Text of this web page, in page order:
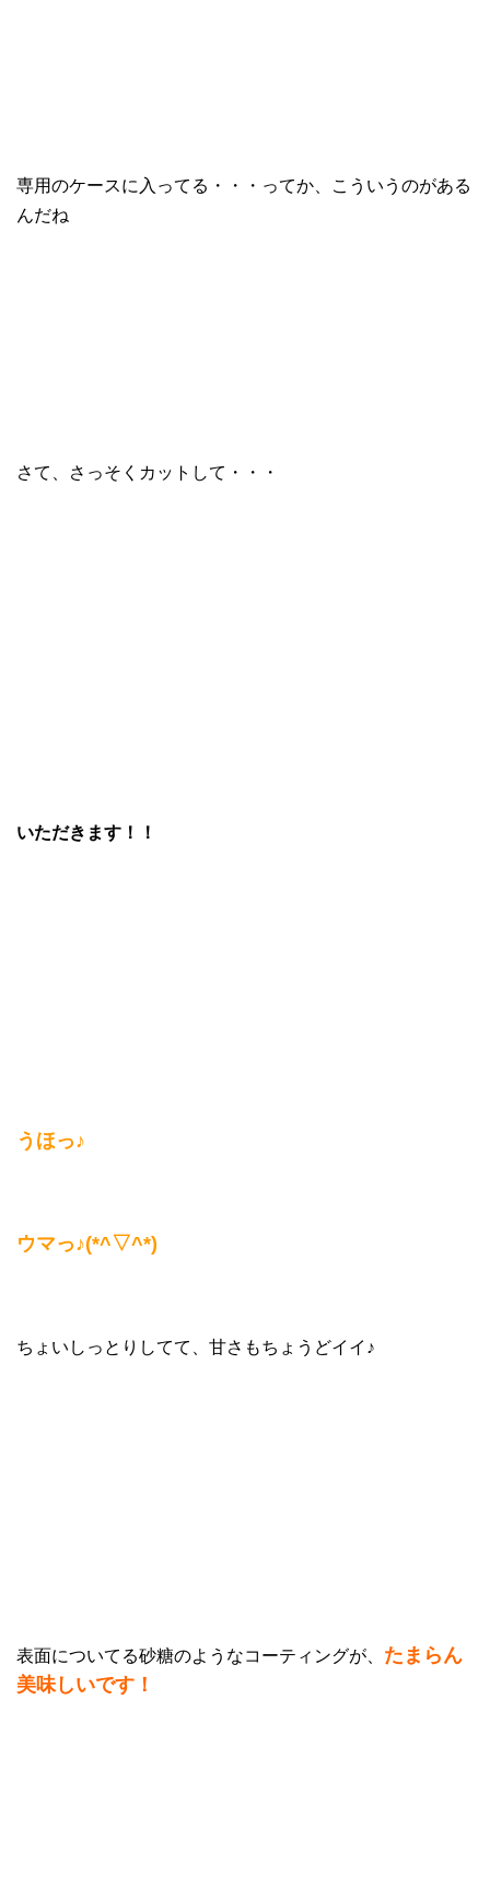
専用のケースに入ってる・・・ってか、こういうのがある
んだね
さて、さっそくカットして・・・
いただきます！！
うほっ♪
ウマっ♪(*^▽^*)
ちょいしっとりしてて、甘さもちょうどイイ♪
表面についてる砂糖のようなコーティングが、 たまらん
美味しいです！